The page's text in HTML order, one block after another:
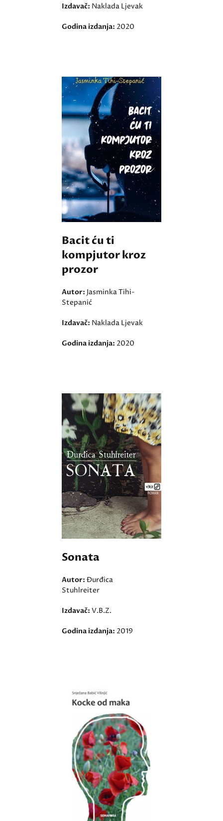
Izdavač: Naklada Ljevak
Godina izdanja: 2020
Bacit ću ti
kompjutor kroz
prozor
Autor: Jasminka Tihi-
Stepanić
Izdavač: Naklada Ljevak
Godina izdanja: 2020
Sonata
Autor: Đurđica
Stuhlreiter
Izdavač: V.B.Z.
Godina izdanja: 2019